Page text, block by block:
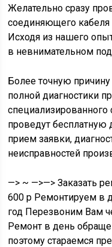
Желательно сразу
соединяющего кабеля
Исходя из нашего
в невнимательном
Более точную
полной диагностики
специализированного
проведут бесплатную
прием заявки,
неисправностей
—> ~ —>—> Заказать
600 р Ремонтируем в
год Перезвоним Вам
Ремонт в день
поэтому стараемся